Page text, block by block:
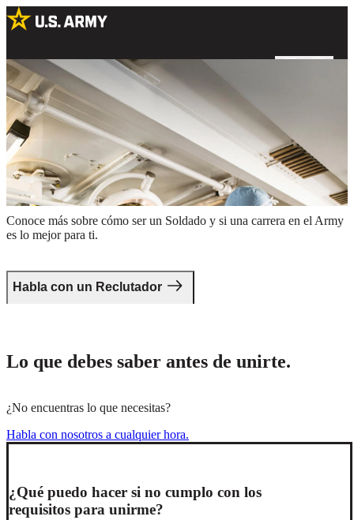
Da el primer paso.
Conoce más sobre cómo ser un Soldado y si una carrera en el Army
es lo mejor para ti.
Habla con un Reclutador
Dos cirujanos del Army preparándose para un procedimiento en un
quirófano
Lo que debes saber antes de unirte.
¿No encuentras lo que necesitas?
Habla con nosotros a cualquier hora.
¿Qué puedo hacer si no cumplo con los
requisitos para unirme?